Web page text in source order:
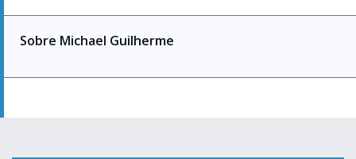
Sobre Michael Guilherme